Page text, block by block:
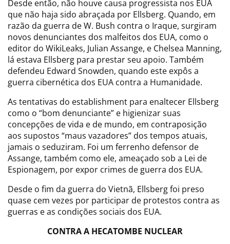
Desde então, não houve causa progressista nos EUA
que não haja sido abraçada por Ellsberg. Quando, em
razão da guerra de W. Bush contra o Iraque, surgiram
novos denunciantes dos malfeitos dos EUA, como o
editor do WikiLeaks, Julian Assange, e Chelsea Manning,
lá estava Ellsberg para prestar seu apoio. Também
defendeu Edward Snowden, quando este expôs a
guerra cibernética dos EUA contra a Humanidade.
As tentativas do establishment para enaltecer Ellsberg
como o “bom denunciante” e higienizar suas
concepções de vida e de mundo, em contraposição
aos supostos “maus vazadores” dos tempos atuais,
jamais o seduziram. Foi um ferrenho defensor de
Assange, também como ele, ameaçado sob a Lei de
Espionagem, por expor crimes de guerra dos EUA.
Desde o fim da guerra do Vietnã, Ellsberg foi preso
quase cem vezes por participar de protestos contra as
guerras e as condições sociais dos EUA.
CONTRA A HECATOMBE NUCLEAR